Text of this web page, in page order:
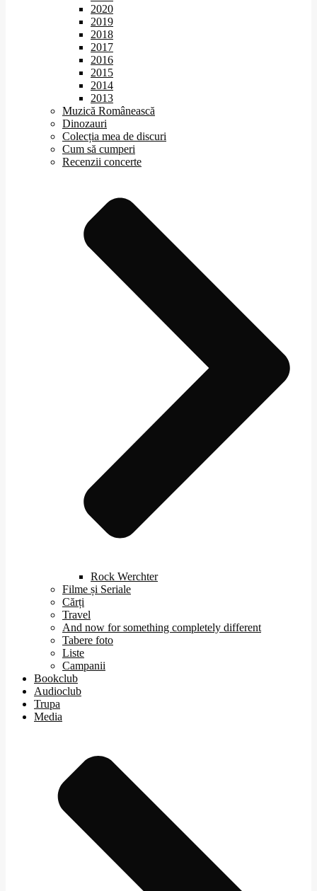
2020
2019
2018
2017
2016
2015
2014
2013
Muzică Românească
Dinozauri
Colecția mea de discuri
Cum să cumperi
Recenzii concerte
Rock Werchter
Filme și Seriale
Cărți
Travel
And now for something completely different
Tabere foto
Liste
Campanii
Bookclub
Audioclub
Trupa
Media